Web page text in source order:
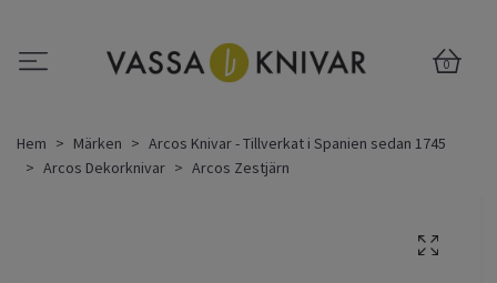
0
Hem Märken
Arcos Knivar - Tillverkat i Spanien sedan 1745
Arcos Dekorknivar
Arcos Zestjärn